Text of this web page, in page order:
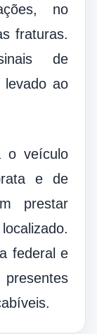
no
fraturas.
de
levado ao
o veículo
e de
prestar
federal e